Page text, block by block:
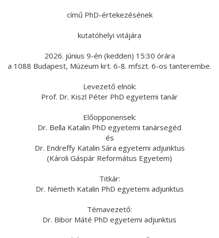
című PhD-értekezésének
kutatóhelyi vitájára
2026. június 9-én (kedden) 15:30 órára
a 1088 Budapest, Múzeum krt. 6-8. mfszt. 6-os tanterembe.
Levezető elnök:
Prof. Dr. Kiszl Péter PhD egyetemi tanár
Előopponensek:
Dr. Bella Katalin PhD egyetemi tanársegéd
és
Dr. Endreffy Katalin Sára egyetemi adjunktus
(Károli Gáspár Református Egyetem)
Titkár:
Dr. Németh Katalin PhD egyetemi adjunktus
Témavezető:
Dr. Bibor Máté PhD egyetemi adjunktus